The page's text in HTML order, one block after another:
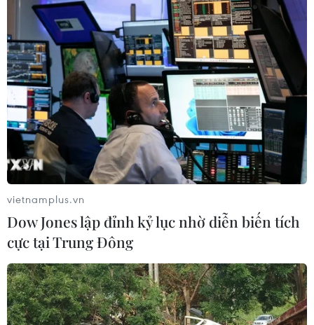
vietnamplus.vn
Dow Jones lập đỉnh kỷ lục nhờ diễn biến tích
cực tại Trung Đông